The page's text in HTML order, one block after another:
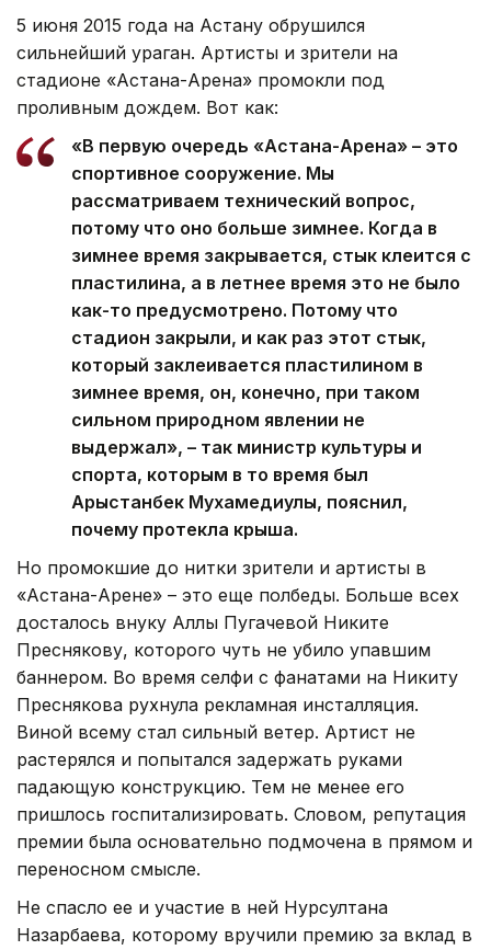
5 июня 2015 года на Астану обрушился
сильнейший ураган. Артисты и зрители на
стадионе «Астана-Арена» промокли под
проливным дождем. Вот как:
«В первую очередь «Астана-Арена» – это
спортивное сооружение. Мы
рассматриваем технический вопрос,
потому что оно больше зимнее. Когда в
зимнее время закрывается, стык клеится с
пластилина, а в летнее время это не было
как-то предусмотрено. Потому что
стадион закрыли, и как раз этот стык,
который заклеивается пластилином в
зимнее время, он, конечно, при таком
сильном природном явлении не
выдержал», – так министр культуры и
спорта, которым в то время был
Арыстанбек Мухамедиулы, пояснил,
почему протекла крыша.
Но промокшие до нитки зрители и артисты в
«Астана-Арене» – это еще полбеды. Больше всех
досталось внуку Аллы Пугачевой Никите
Преснякову, которого чуть не убило упавшим
баннером. Во время селфи с фанатами на Никиту
Преснякова рухнула рекламная инсталляция.
Виной всему стал сильный ветер. Артист не
растерялся и попытался задержать руками
падающую конструкцию. Тем не менее его
пришлось госпитализировать. Словом, репутация
премии была основательно подмочена в прямом и
переносном смысле.
Не спасло ее и участие в ней Нурсултана
Назарбаева, которому вручили премию за вклад в